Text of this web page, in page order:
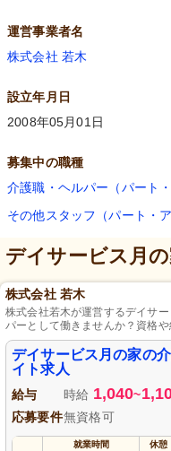
運営事業者名
株式会社 若木
設立年月日
2008年05月01日
募集中の職種
介護職・ヘルパー（パート
その他スタッフ（パート・ア
デイサービス月
株式会社 若木
株式会社若木が運営するデイサ
パーとして働きませんか？資格
を大切にする心がある方を歓迎
可能で、あなたのライフスタイ
の中で利用者様に心温まるサー
のご応募を心よりお待ちしており
デイサービス月の家の
イト求人
給与 時給 1,040~
応募要件無資格可
就業時間 休憩